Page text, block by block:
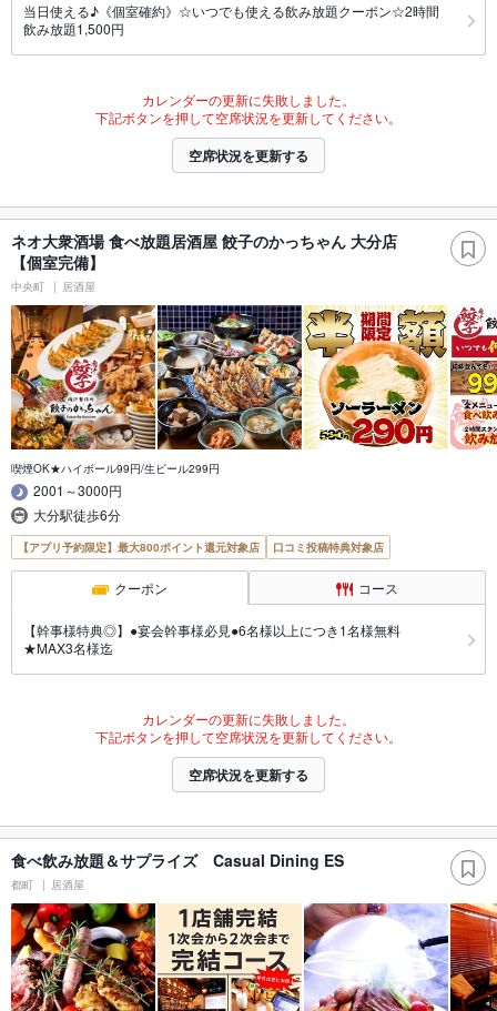
当日使える♪《個室確約》☆いつでも使える飲み放題クーポン☆2時間
飲み放題1,500円
カレンダーの更新に失敗しました。
下記ボタンを押して空席状況を更新してください。
空席状況を更新する
ネオ大衆酒場 食べ放題居酒屋 餃子のかっちゃん 大分店
【個室完備】
中央町 居酒屋
喫煙OK★ハイボール99円/生ビール299円
2001～3000円
大分駅徒歩6分
【アプリ予約限定】最大800ポイント還元対象店 口コミ投稿特典対象店
クーポン コース
【幹事様特典◎】●宴会幹事様必見●6名様以上につき1名様無料
★MAX3名様迄
カレンダーの更新に失敗しました。
下記ボタンを押して空席状況を更新してください。
空席状況を更新する
食べ飲み放題＆サプライズ Casual Dining ES
都町 居酒屋